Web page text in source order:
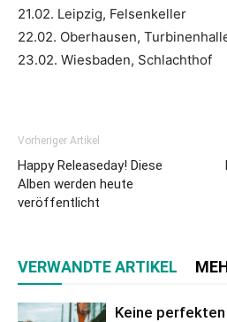
21.02. Leipzig, Felsenkeller
22.02. Oberhausen,
23.02. Wiesbaden, Schlachthof
Vorheriger Artikel
Happy Releaseday! Diese
Alben werden heute
veröffentlicht
VERWANDTE ARTIKEL
Keine